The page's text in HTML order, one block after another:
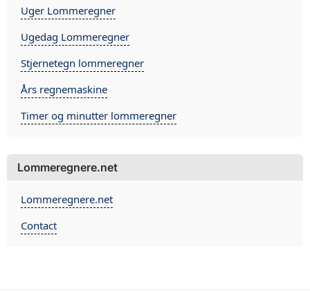
Uger Lommeregner
Ugedag Lommeregner
Stjernetegn lommeregner
Års regnemaskine
Timer og minutter lommeregner
Lommeregnere.net
Lommeregnere.net
Contact